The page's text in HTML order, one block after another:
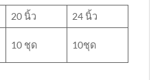
20 นิ้ว
24 นิ้ว
10 ชุด 10ชุด